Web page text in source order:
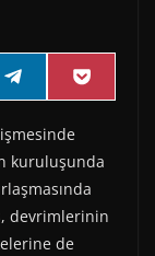
Share
on
e
e
g
r
a
m
Share
on
P
o
e
t
kuruluşunda
devrimlerinin
de